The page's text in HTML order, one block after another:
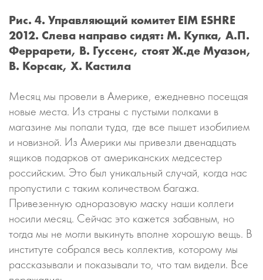
Рис. 4. Управляющий комитет EIM ESHRE
2012. Слева направо сидят: М. Купка, А.П.
Феррарети, В. Гуссенс, стоят Ж.де Муазон,
В. Корсак, Х. Кастила
Месяц мы провели в Америке, ежедневно посещая
новые места. Из страны с пустыми полками в
магазине мы попали туда, где все пышет изобилием
и новизной. Из Америки мы привезли двенадцать
ящиков подарков от американских медсестер
российским. Это был уникальный случай, когда нас
пропустили с таким количеством багажа.
Привезенную одноразовую маску наши коллеги
носили месяц. Сейчас это кажется забавным, но
тогда мы не могли выкинуть вполне хорошую вещь. В
институте собрался весь коллектив, которому мы
рассказывали и показывали то, что там видели. Все